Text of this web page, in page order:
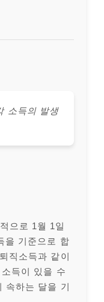
소득의 발생
으로 1월 1일
을 기준으로 합
직소득과 같이
득이 있을 수
속하는 달을 기